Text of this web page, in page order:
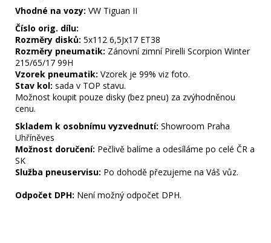
Vhodné na vozy: VW Tiguan II
Číslo orig. dílu:
Rozměry disků: 5x112 6,5Jx17 ET38
Rozměry pneumatik: Zánovní zimní Pirelli Scorpion Winter
215/65/17 99H
Vzorek pneumatik: Vzorek je 99% viz foto.
Stav kol: sada v TOP stavu.
Možnost koupit pouze disky (bez pneu) za zvýhodněnou
cenu.
Skladem k osobnímu vyzvednutí: Showroom Praha
Uhříněves
Možnost doručení: Pečlivě balíme a odesíláme po celé ČR a
SK
Služba pneuservisu: Po dohodě přezujeme na Váš vůz.
Odpočet DPH: Není možný odpočet DPH.